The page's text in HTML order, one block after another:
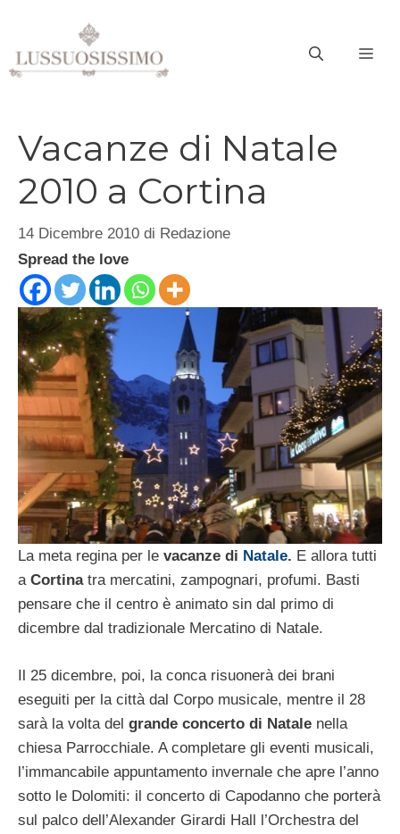
contenuto
Vacanze di Natale
2010 a Cortina
14 Dicembre 2010 di Redazione
Spread the love
La meta regina per le vacanze di Natale. E allora tutti
a Cortinatra mercatini, zampognari, profumi. Basti
pensare che il centro è animato sin dal primo di
dicembre dal tradizionale Mercatino di Natale.
Il 25 dicembre, poi, la conca risuonerà dei brani
eseguiti per la città dal Corpo musicale, mentre il 28
sarà la volta del grande concerto di Natale nella
chiesa Parrocchiale. A completare gli eventi musicali,
l’immancabile appuntamento invernale che apre l’anno
sotto le Dolomiti: il concerto di Capodanno che porterà
sul palco dell’Alexander Girardi Hall l’Orchestra del